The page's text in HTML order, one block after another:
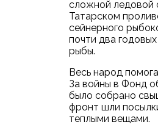
сложной ледовой
Татарском
сейнерного
почти два
рыбы.
Весь народ
За войны в Фонд
было собрано
фронт шли
теплыми вещами.